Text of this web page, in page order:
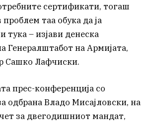
сертификати, тогаш
таа обука да ја
тука – изјави денеска
Генералштабот на Армијата,
Сашко Лафчиски.
прес-конференција со
одбрана Владо Мисајловски, на
за двегодишниот мандат,